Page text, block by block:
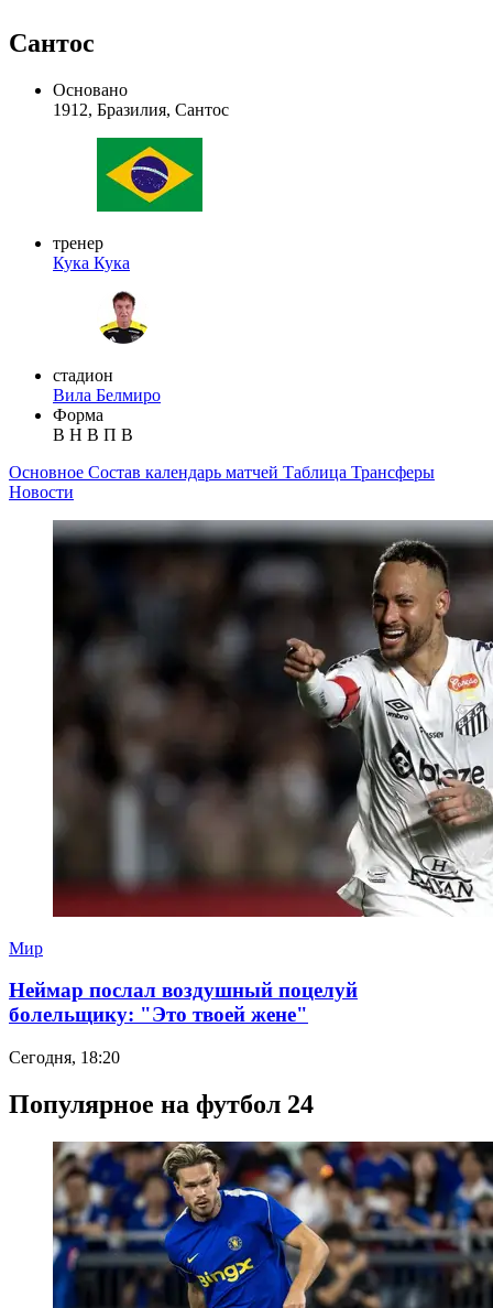
Сантос
Основано
1912, Бразилия, Сантос
тренер
Кука Кука
стадион
Вила Белмиро
Форма
В Н В П В
Основное Состав календарь матчей Таблица Трансферы
Новости
Мир
Неймар послал воздушный поцелуй
болельщику: "Это твоей жене"
Сегодня, 18:20
Популярное на футбол 24